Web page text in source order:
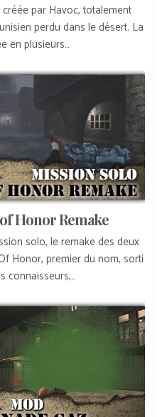
par Havoc, totalement
perdu dans le désert. La
en plusieurs…
Honor Remake
solo, le remake des deux
Honor, premier du nom, sorti
connaisseurs,…